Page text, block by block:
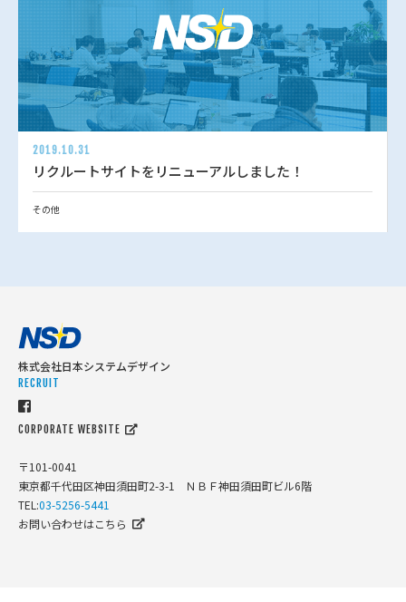
2019.10.31
リクルートサイトをリニューアルしました！
その他
株式会社日本システムデザイン
RECRUIT
CORPORATE WEBSITE
〒101-0041
東京都千代田区神田須田町2-3-1 ＮＢＦ神田須田町ビル6階
TEL:03-5256-5441
お問い合わせはこちら